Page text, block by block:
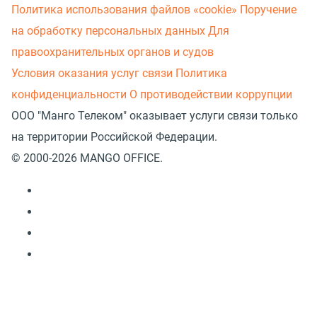
Политика использования файлов «cookie» Поручение
на обработку персональных данных Для
правоохранительных органов и судов
Условия оказания услуг связи Политика
конфиденциальности О противодействии коррупции
ООО "Манго Телеком" оказывает услуги связи только
на территории Российской Федерации.
© 2000-2026 MANGO OFFICE.